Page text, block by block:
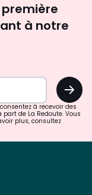
à notre
OK
à recevoir des
de La Redoute. Vous
plus, consultez